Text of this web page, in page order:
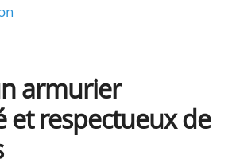
armurier
et respectueux de